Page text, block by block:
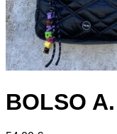
BOLSO